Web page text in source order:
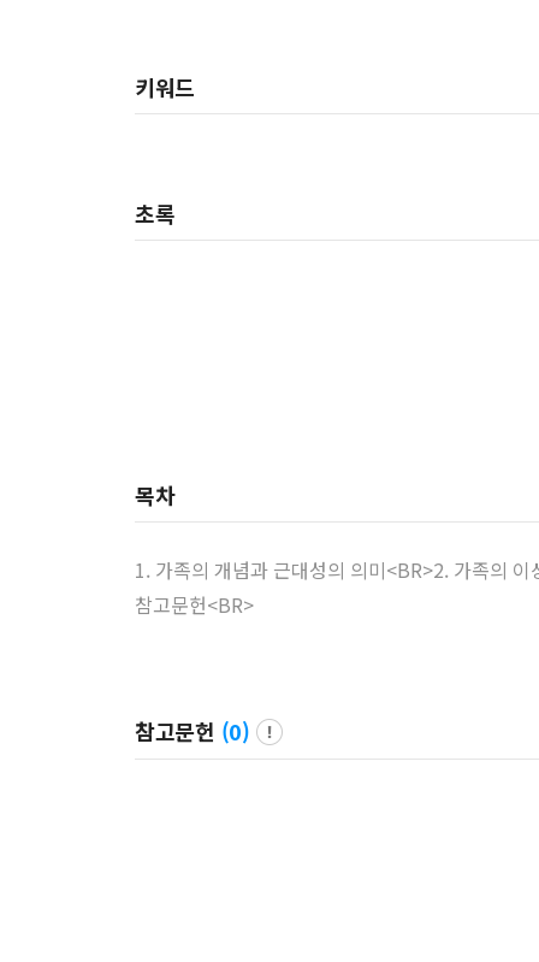
키워드
초록
목차
1. 가족의 개념과 근대성의 의미<BR>2. 가족의
참고문헌<BR>
참고문헌 (0)